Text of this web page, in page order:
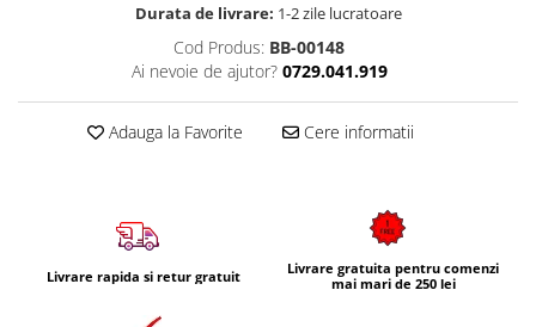
Durata de livrare: 1-2 zile lucratoare
Cod Produs: BB-00148
Ai nevoie de ajutor? 0729.041.919
Adauga la Favorite Cere informatii
Livrare rapida si retur gratuit
Livrare gratuita pentru comenzi
mai mari de 250 lei